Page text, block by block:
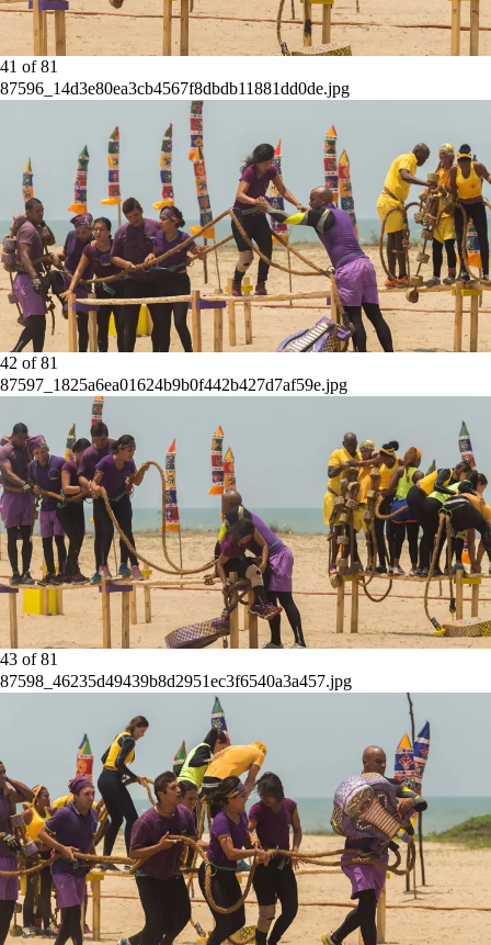
41 of81
87596_14d3e80ea3cb4567f8dbdb11881dd0de.jpg
42 of81
87597_1825a6ea01624b9b0f442b427d7af59e.jpg
43 of81
87598_46235d49439b8d2951ec3f6540a3a457.jpg